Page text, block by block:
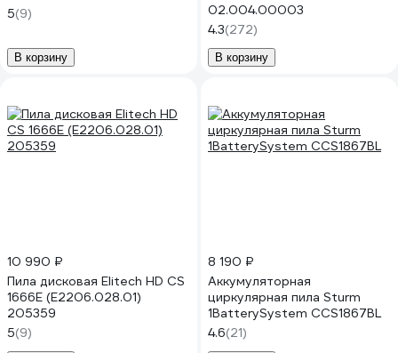
5(9)
В корзину
02.004.00003
4.3(272)
В корзину
10 990 ₽
Пила дисковая Elitech HD CS
1666E (E2206.028.01)
205359
5(9)
8 190 ₽
Аккумуляторная
циркулярная пила Sturm
1BatterySystem CCS1867BL
4.6(21)